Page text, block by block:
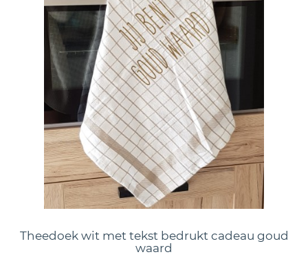
Theedoek wit met tekst bedrukt cadeau goud
waard